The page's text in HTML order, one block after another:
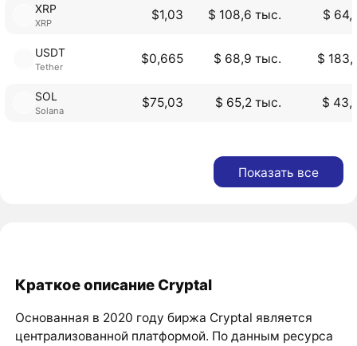
XRP
XRP
$1,03 $ 108,6 тыс. $
USDT
Tether
$0,665 $ 68,9 тыс. $
SOL
Solana
$75,03 $ 65,2 тыс. $
Показать все
Краткое описание Cryptal
Основанная в 2020 году биржа Cryptal является
централизованной платформой. По данным ресурса